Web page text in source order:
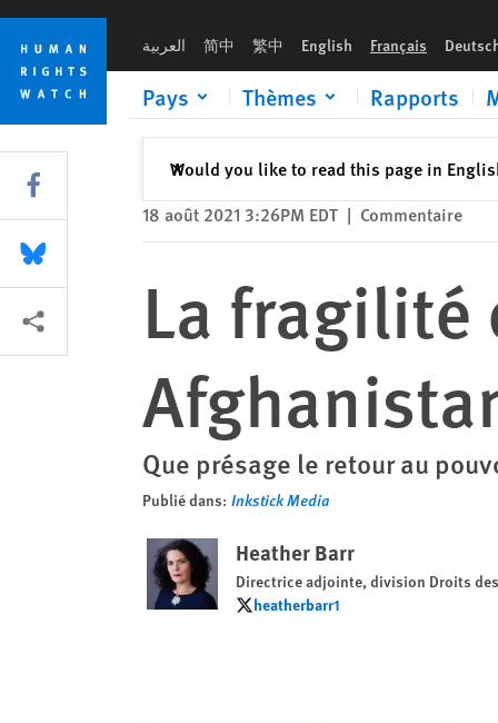
Skip
cookie
privacy
notice
Skip
main
content
العربية 简中 繁中 English Français
Pays Thèmes Rapports
Would you like to read this page in
✕Fermer
18 août 2021 3:26PM EDT | Commentaire
La fragilité
Que présage le retour au
Publié dans: Inkstick Media
Heather Barr
Directrice adjointe, division Droits
heatherbarr1
heatherbarr1
Share this via Facebook
Share this via Bluesky
Share this via Partagez